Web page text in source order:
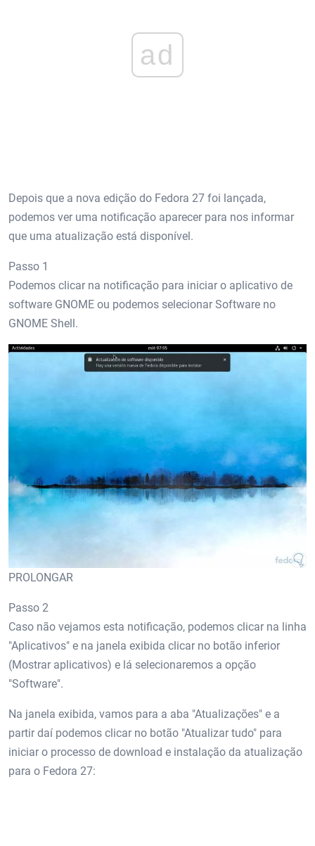
ad
Depois que a nova edição do Fedora 27 foi lançada,
podemos ver uma notificação aparecer para nos informar
que uma atualização está disponível.
Passo 1
Podemos clicar na notificação para iniciar o aplicativo de
software GNOME ou podemos selecionar Software no
GNOME Shell.
PROLONGAR
Passo 2
Caso não vejamos esta notificação, podemos clicar na linha
"Aplicativos" e na janela exibida clicar no botão inferior
(Mostrar aplicativos) e lá selecionaremos a opção
"Software".
Na janela exibida, vamos para a aba "Atualizações" e a
partir daí podemos clicar no botão "Atualizar tudo" para
iniciar o processo de download e instalação da atualização
para o Fedora 27: